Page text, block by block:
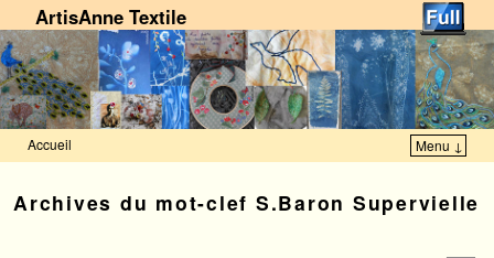
ArtisAnne Textile
Accueil Menu ↓
Archives du mot-clef S.Baron Supervielle